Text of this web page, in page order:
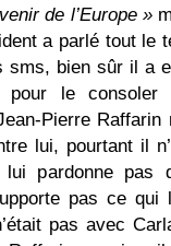
de l’Europe »
a parlé tout le
sms, bien sûr il a
pour le
Pierre
lui, pourtant il
pardonne pas
pas ce
pas avec